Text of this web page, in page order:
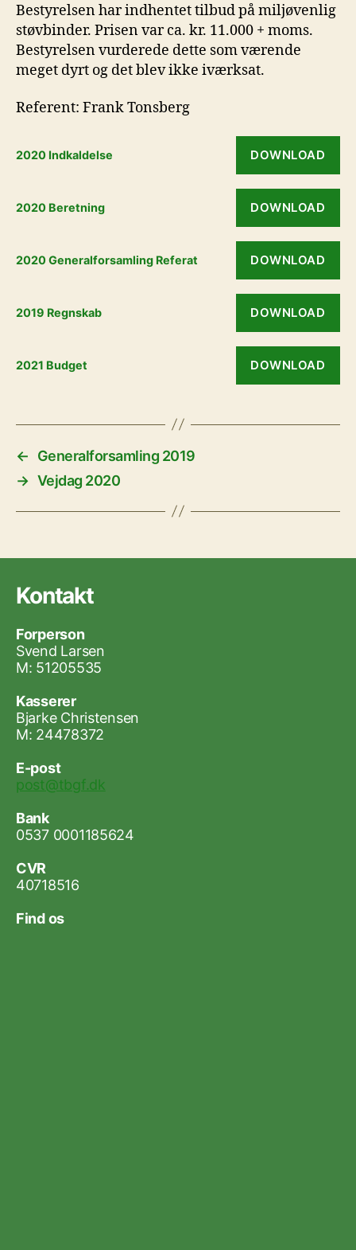
Bestyrelsen har indhentet tilbud på miljøvenlig
støvbinder. Prisen var ca. kr. 11.000 + moms.
Bestyrelsen vurderede dette som værende
meget dyrt og det blev ikke iværksat.
Referent: Frank Tonsberg
2020 Indkaldelse DOWNLOAD
2020 Beretning DOWNLOAD
2020 Generalforsamling Referat DOWNLOAD
2019 Regnskab DOWNLOAD
2021 Budget DOWNLOAD
←
Generalforsamling 2019
→ Vejdag 2020
Kontakt
Forperson
Svend Larsen
M: 51205535
Kasserer
Bjarke Christensen
M: 24478372
E-post
post@tbgf.dk
Bank
0537 0001185624
CVR
40718516
Find os